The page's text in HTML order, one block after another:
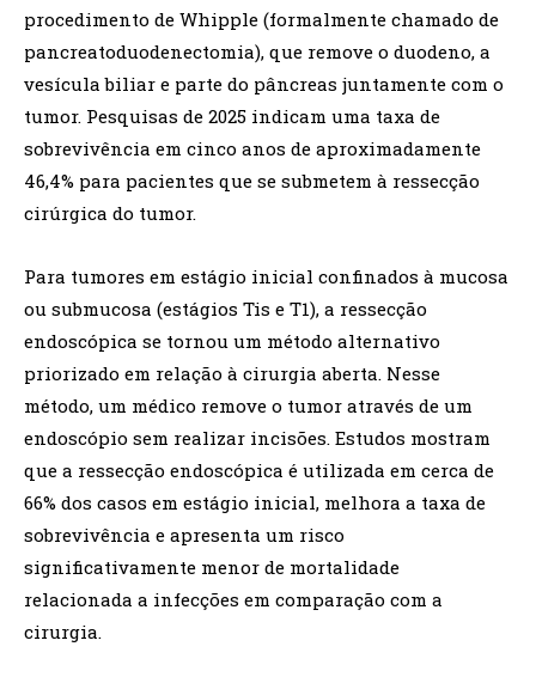
procedimento de Whipple (formalmente chamado de
pancreatoduodenectomia), que remove o duodeno, a
vesícula biliar e parte do pâncreas juntamente com o
tumor. Pesquisas de 2025 indicam uma taxa de
sobrevivência em cinco anos de aproximadamente
46,4% para pacientes que se submetem à ressecção
cirúrgica do tumor.
Para tumores em estágio inicial confinados à mucosa
ou submucosa (estágios Tis e T1), a ressecção
endoscópica se tornou um método alternativo
priorizado em relação à cirurgia aberta. Nesse
método, um médico remove o tumor através de um
endoscópio sem realizar incisões. Estudos mostram
que a ressecção endoscópica é utilizada em cerca de
66% dos casos em estágio inicial, melhora a taxa de
sobrevivência e apresenta um risco
significativamente menor de mortalidade
relacionada a infecções em comparação com a
cirurgia.